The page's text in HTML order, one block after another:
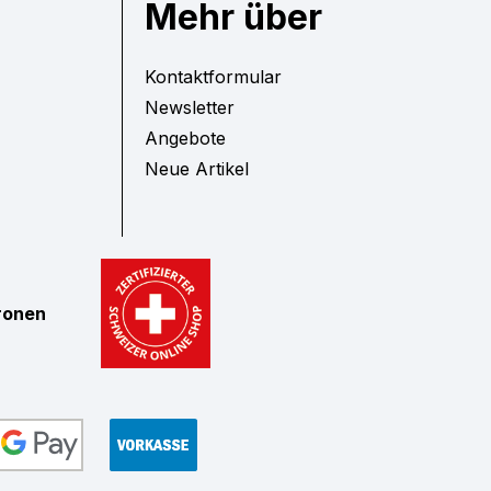
Mehr über
Kontaktformular
Newsletter
Angebote
Neue Artikel